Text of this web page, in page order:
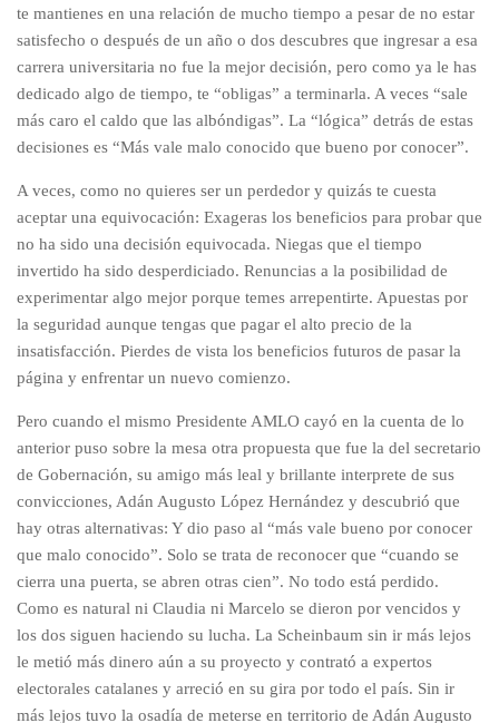
te mantienes en una relación de mucho tiempo a pesar de no estar
satisfecho o después de un año o dos descubres que ingresar a esa
carrera universitaria no fue la mejor decisión, pero como ya le has
dedicado algo de tiempo, te “obligas” a terminarla. A veces “sale
más caro el caldo que las albóndigas”. La “lógica” detrás de estas
decisiones es “Más vale malo conocido que bueno por conocer”.
A veces, como no quieres ser un perdedor y quizás te cuesta
aceptar una equivocación: Exageras los beneficios para probar que
no ha sido una decisión equivocada. Niegas que el tiempo
invertido ha sido desperdiciado. Renuncias a la posibilidad de
experimentar algo mejor porque temes arrepentirte. Apuestas por
la seguridad aunque tengas que pagar el alto precio de la
insatisfacción. Pierdes de vista los beneficios futuros de pasar la
página y enfrentar un nuevo comienzo.
Pero cuando el mismo Presidente AMLO cayó en la cuenta de lo
anterior puso sobre la mesa otra propuesta que fue la del secretario
de Gobernación, su amigo más leal y brillante interprete de sus
convicciones, Adán Augusto López Hernández y descubrió que
hay otras alternativas: Y dio paso al “más vale bueno por conocer
que malo conocido”. Solo se trata de reconocer que “cuando se
cierra una puerta, se abren otras cien”. No todo está perdido.
Como es natural ni Claudia ni Marcelo se dieron por vencidos y
los dos siguen haciendo su lucha. La Scheinbaum sin ir más lejos
le metió más dinero aún a su proyecto y contrató a expertos
electorales catalanes y arreció en su gira por todo el país. Sin ir
más lejos tuvo la osadía de meterse en territorio de Adán Augusto